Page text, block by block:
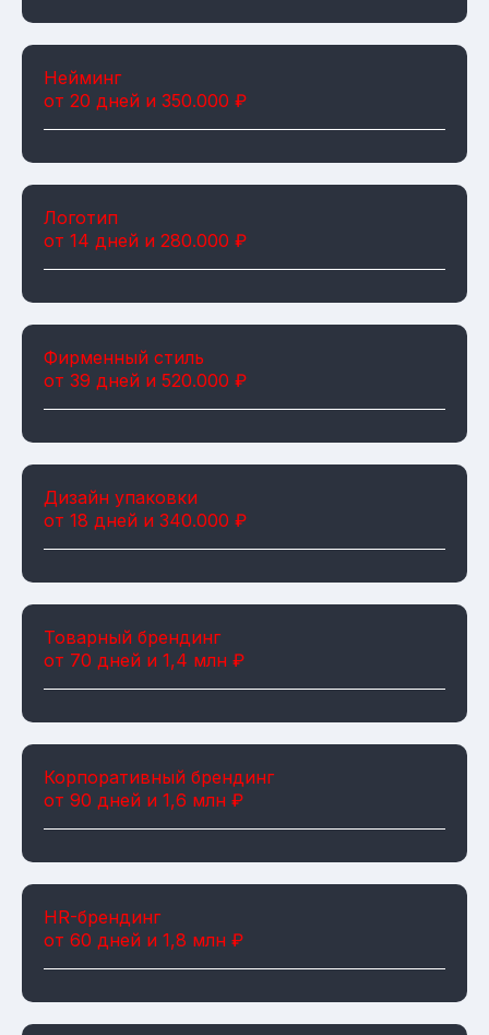
Нейминг
от 20 дней и 350.000 ₽
Логотип
от 14 дней и 280.000 ₽
Фирменный стиль
от 39 дней и 520.000 ₽
Дизайн упаковки
от 18 дней и 340.000 ₽
Товарный брендинг
от 70 дней и 1,4 млн ₽
Корпоративный брендинг
от 90 дней и 1,6 млн ₽
HR-брендинг
от 60 дней и 1,8 млн ₽